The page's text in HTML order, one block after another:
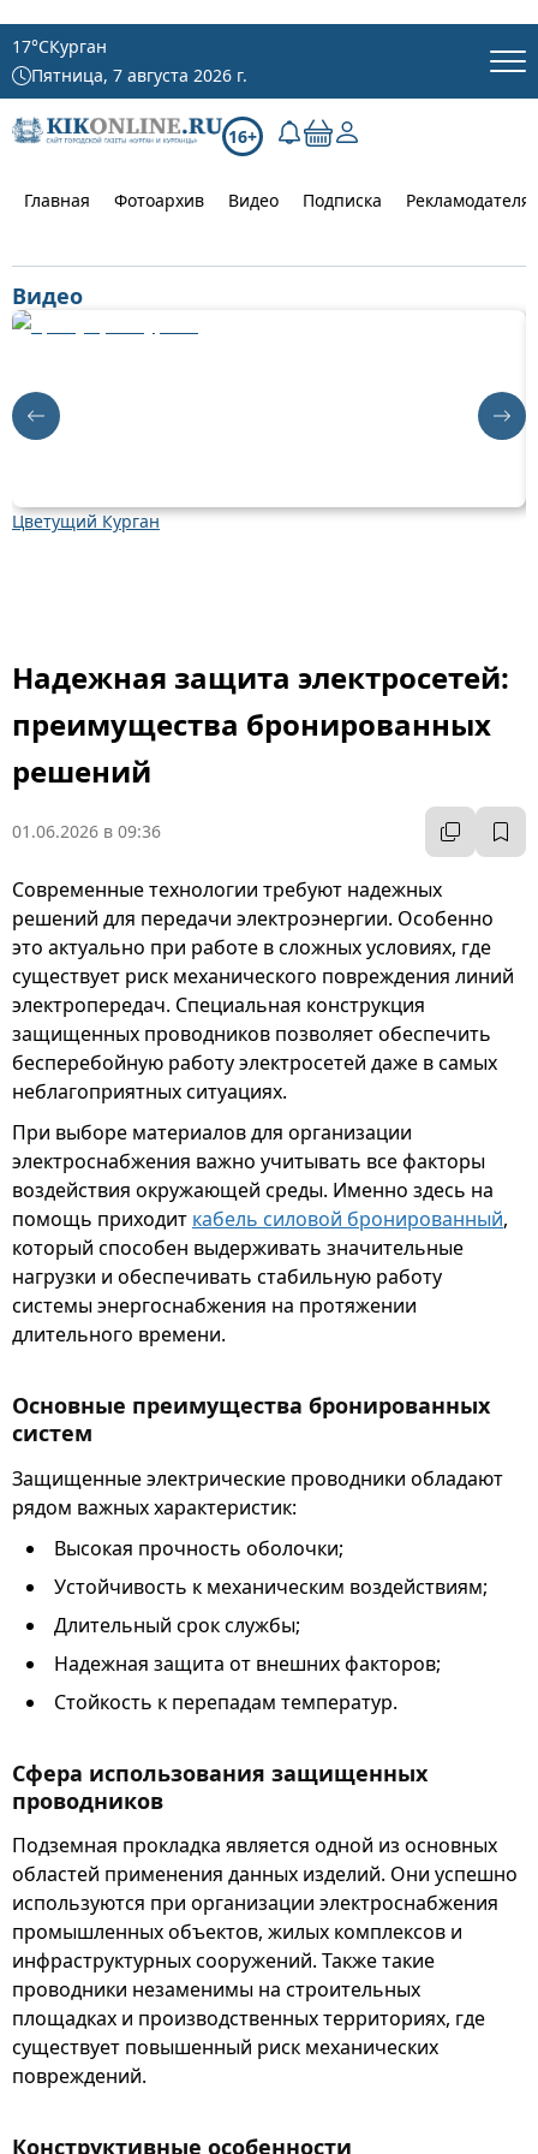
17°CКурган
Пятница, 7 августа 2026 г.
16+
Главная Фотоархив Видео Подписка
Видео
Цветущий Курган
Надежная защита электросетей:
преимущества бронированных
решений
01.06.2026 в 09:36
Современные технологии требуют надежных
решений для передачи электроэнергии. Особенно
это актуально при работе в сложных условиях, где
существует риск механического повреждения линий
электропередач. Специальная конструкция
защищенных проводников позволяет обеспечить
бесперебойную работу электросетей даже в самых
неблагоприятных ситуациях.
При выборе материалов для организации
электроснабжения важно учитывать все факторы
воздействия окружающей среды. Именно здесь на
помощь приходит кабель силовой бронированный,
который способен выдерживать значительные
нагрузки и обеспечивать стабильную работу
системы энергоснабжения на протяжении
длительного времени.
Основные преимущества бронированных
систем
Защищенные электрические проводники обладают
рядом важных характеристик:
Высокая прочность оболочки;
Устойчивость к механическим воздействиям;
Длительный срок службы;
Надежная защита от внешних факторов;
Стойкость к перепадам температур.
Сфера использования защищенных
проводников
Подземная прокладка является одной из основных
областей применения данных изделий. Они успешно
используются при организации электроснабжения
промышленных объектов, жилых комплексов и
инфраструктурных сооружений. Также такие
проводники незаменимы на строительных
площадках и производственных территориях, где
существует повышенный риск механических
повреждений.
Конструктивные особенности